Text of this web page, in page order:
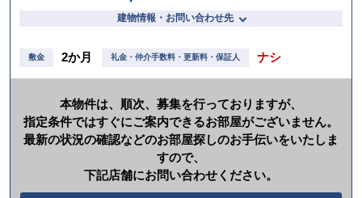
建物情報・お問い合わせ先
敷金 2か月 礼金・仲介手数料・更新料・保証人 ナシ
本物件は、順次、募集を行っておりますが、
指定条件ではすぐにご案内できるお部屋がございません。
最新の状況の確認などのお部屋探しのお手伝いをいたしま
すので、
下記店舗にお問い合わせください。